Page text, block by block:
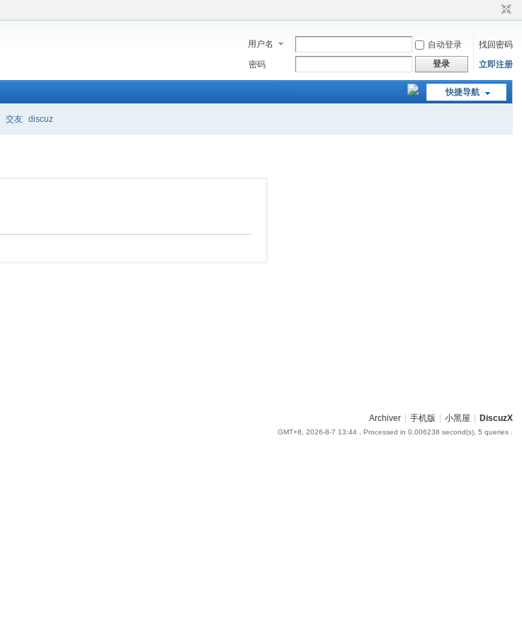
用户名 自动登录
找回密码
密码
登录 立即注册
快捷导航
交友 discuz
Archiver 手机版 小黑屋 DiscuzX
GMT+8, 2026-8-7 13:44, Processed in 0.006238 second(s), 5 queries .